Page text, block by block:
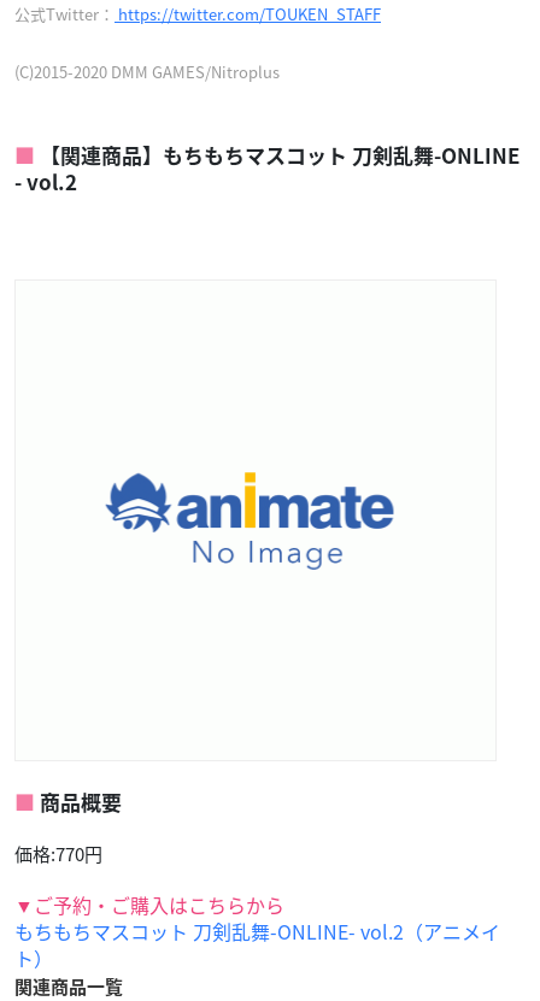
公式Twitter： https://twitter.com/TOUKEN_STAFF
(C)2015-2020 DMM GAMES/Nitroplus
【関連商品】もちもちマスコット 刀剣乱舞-ONLINE
- vol.2
商品概要
価格:770円
▼ご予約・ご購入はこちらから
もちもちマスコット 刀剣乱舞-ONLINE- vol.2（アニメイ
ト）
関連商品一覧